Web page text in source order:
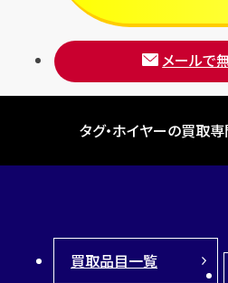
メールで
タグ・ホイヤーの買取専
買取品目一覧